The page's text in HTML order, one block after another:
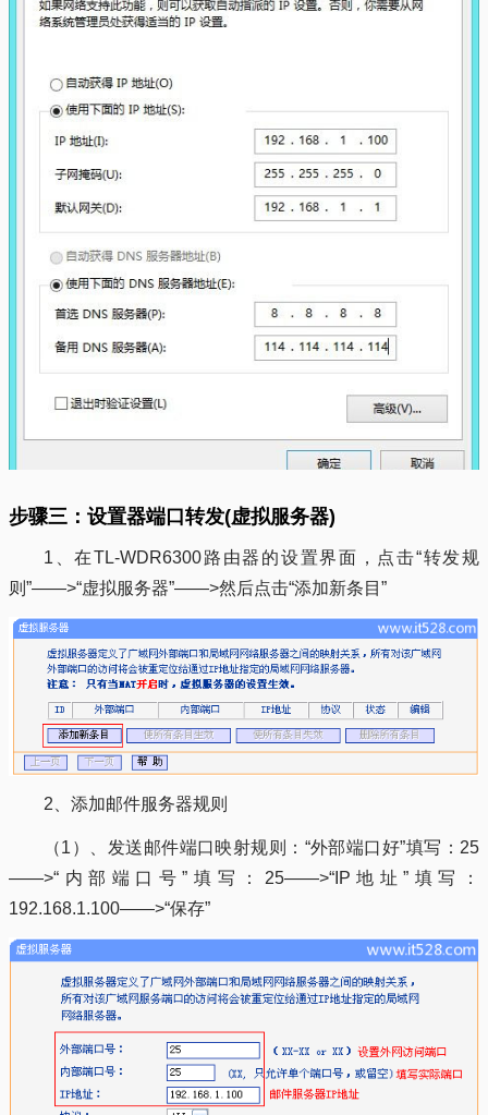
步骤三：设置器端口转发(虚拟服务器)
1、在TL-WDR6300路由器的设置界面，点击“转发规
则”——>“虚拟服务器”——>然后点击“添加新条目”
2、添加邮件服务器规则
（1）、发送邮件端口映射规则：“外部端口好”填写：25
——>“内部端口号”填写：25——>“IP地址”填写：
192.168.1.100——>“保存”